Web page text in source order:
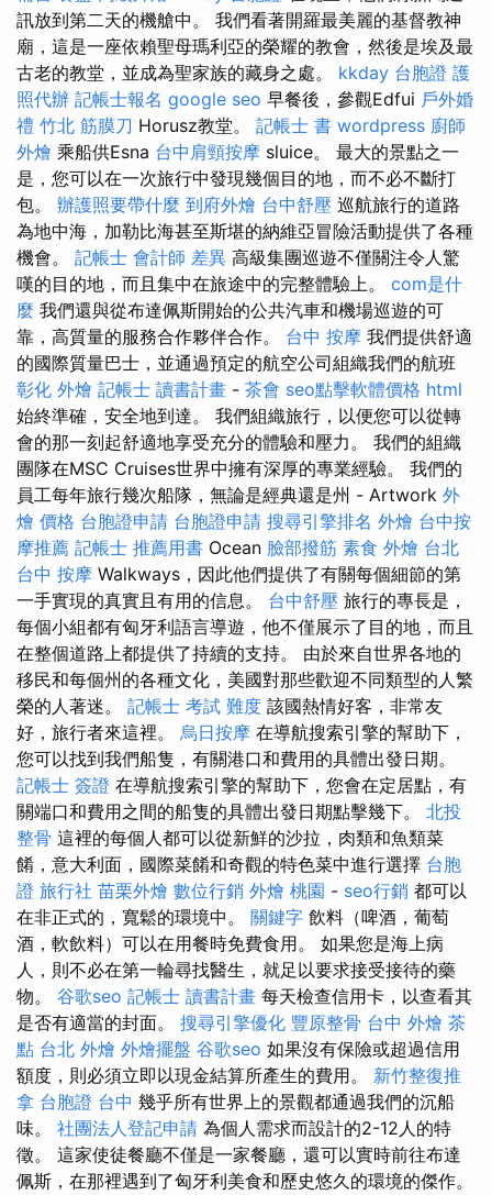
訊放到第二天的機艙中。 我們看著開羅最美麗的基督教神
廟，這是一座依賴聖母瑪利亞的榮耀的教會，然後是埃及最
古老的教堂，並成為聖家族的藏身之處。 kkday 台胞證 護
照代辦 記帳士報名 google seo 早餐後，參觀Edfui 戶外婚
禮 竹北 筋膜刀 Horusz教堂。 記帳士 書 wordpress 廚師
外燴 乘船供Esna 台中肩頸按摩 sluice。 最大的景點之一
是，您可以在一次旅行中發現幾個目的地，而不必不斷打
包。 辦護照要帶什麼 到府外燴 台中舒壓 巡航旅行的道路
為地中海，加勒比海甚至斯堪的納維亞冒險活動提供了各種
機會。 記帳士 會計師 差異 高級集團巡遊不僅關注令人驚
嘆的目的地，而且集中在旅途中的完整體驗上。 com是什
麼 我們還與從布達佩斯開始的公共汽車和機場巡遊的可
靠，高質量的服務合作夥伴合作。 台中 按摩 我們提供舒適
的國際質量巴士，並通過預定的航空公司組織我們的航班
彰化 外燴 記帳士 讀書計畫 - 茶會 seo點擊軟體價格 html
始終準確，安全地到達。 我們組織旅行，以便您可以從轉
會的那一刻起舒適地享受充分的體驗和壓力。 我們的組織
團隊在MSC Cruises世界中擁有深厚的專業經驗。 我們的
員工每年旅行幾次船隊，無論是經典還是州 - Artwork 外
燴 價格 台胞證申請 台胞證申請 搜尋引擎排名 外燴 台中按
摩推薦 記帳士 推薦用書 Ocean 臉部撥筋 素食 外燴 台北
台中 按摩 Walkways，因此他們提供了有關每個細節的第
一手實現的真實且有用的信息。 台中舒壓 旅行的專長是，
每個小組都有匈牙利語言導遊，他不僅展示了目的地，而且
在整個道路上都提供了持續的支持。 由於來自世界各地的
移民和每個州的各種文化，美國對那些歡迎不同類型的人繁
榮的人著迷。 記帳士 考試 難度 該國熱情好客，非常友
好，旅行者來這裡。 烏日按摩 在導航搜索引擎的幫助下，
您可以找到我們船隻，有關港口和費用的具體出發日期。
記帳士 簽證 在導航搜索引擎的幫助下，您會在定居點，有
關端口和費用之間的船隻的具體出發日期點擊幾下。 北投
整骨 這裡的每個人都可以從新鮮的沙拉，肉類和魚類菜
餚，意大利面，國際菜餚和奇觀的特色菜中進行選擇 台胞
證 旅行社 苗栗外燴 數位行銷 外燴 桃園 - seo行銷 都可以
在非正式的，寬鬆的環境中。 關鍵字 飲料（啤酒，葡萄
酒，軟飲料）可以在用餐時免費食用。 如果您是海上病
人，則不必在第一輪尋找醫生，就足以要求接受接待的藥
物。 谷歌seo 記帳士 讀書計畫 每天檢查信用卡，以查看其
是否有適當的封面。 搜尋引擎優化 豐原整骨 台中 外燴 茶
點 台北 外燴 外燴擺盤 谷歌seo 如果沒有保險或超過信用
額度，則必須立即以現金結算所產生的費用。 新竹整復推
拿 台胞證 台中 幾乎所有世界上的景觀都通過我們的沉船
味。 社團法人登記申請 為個人需求而設計的2-12人的特
徵。 這家使徒餐廳不僅是一家餐廳，還可以實時前往布達
佩斯，在那裡遇到了匈牙利美食和歷史悠久的環境的傑作。